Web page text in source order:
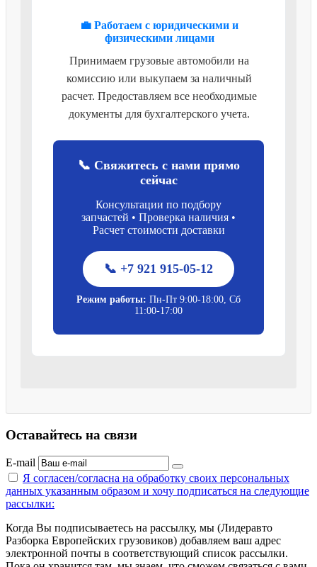
💼 Работаем с юридическими и
физическими лицами
Принимаем грузовые автомобили на
комиссию или выкупаем за наличный
расчет. Предоставляем все необходимые
документы для бухгалтерского учета.
📞 Свяжитесь с нами прямо
сейчас
Консультации по подбору
запчастей • Проверка наличия •
Расчет стоимости доставки
📞 +7 921 915-05-12
Режим работы: Пн-Пт 9:00-18:00, Сб
11:00-17:00
Оставайтесь на связи
E-mail
Я согласен/согласна на обработку своих персональных
данных указанным образом и хочу подписаться на следующие
рассылки:
Когда Вы подписываетесь на рассылку, мы (Лидеравто
Разборка Европейских грузовиков) добавляем ваш адрес
электронной почты в соответствующий список рассылки.